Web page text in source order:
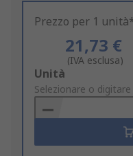
Prezzo per 1
21,73 €
(IVA esclusa)
Add
to
Basket
Unità
Selezionare o